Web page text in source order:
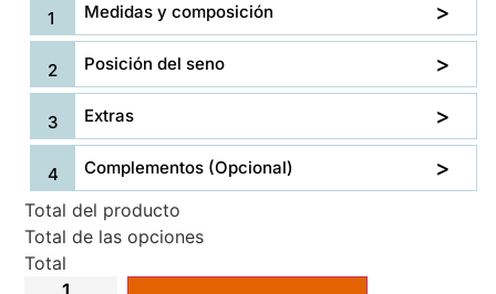
Medidas y composición
Posición del seno
Extras
Complementos (Opcional)
Total del producto
Total de las opciones
Total